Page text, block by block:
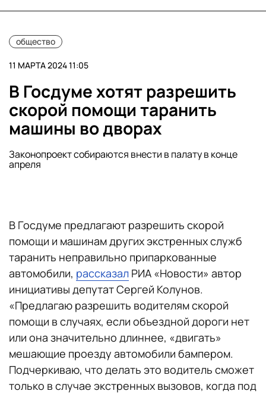
общество
11 МАРТА 2024 11:05
В Госдуме хотят разрешить
скорой помощи таранить
машины во дворах
Законопроект собираются внести в палату в конце
апреля
В Госдуме предлагают разрешить скорой
помощи и машинам других экстренных служб
таранить неправильно припаркованные
автомобили, рассказал РИА «Новости» автор
инициативы депутат Сергей Колунов.
«Предлагаю разрешить водителям скорой
помощи в случаях, если объездной дороги нет
или она значительно длиннее, «двигать»
мешающие проезду автомобили бампером.
Подчеркиваю, что делать это водитель сможет
только в случае экстренных вызовов, когда под